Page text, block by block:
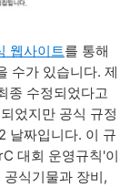
웹사이트를 통해
수가 있습니다. 제
종 수정되었다고
었지만 공식 규정
날짜입니다. 이 규
대회 운영규칙'이
식기물과 장비,